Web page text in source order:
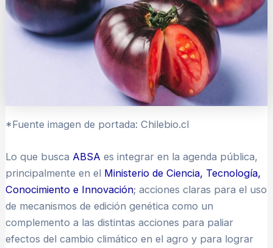
*Fuente imagen de portada: Chilebio.cl
Lo que busca ABSA es integrar en la agenda pública,
principalmente en el Ministerio de Ciencia, Tecnología,
Conocimiento e Innovación; acciones claras para el uso
de mecanismos de edición genética como un
complemento a las distintas acciones para paliar
efectos del cambio climático en el agro y para lograr